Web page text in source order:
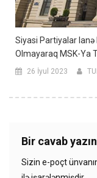
Siyasi Partiyalar Ianə
Olmayaraq MSK-Ya
26 İyul 2023
Bir cavab yazın
Sizin e-poçt